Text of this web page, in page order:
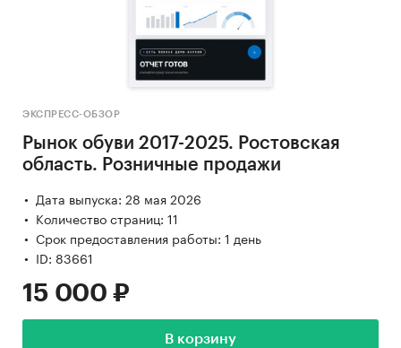
ЭКСПРЕСС-ОБЗОР
Рынок обуви 2017-2025. Ростовская
область. Розничные продажи
Дата выпуска: 28 мая 2026
Количество страниц: 11
Срок предоставления работы: 1 день
ID: 83661
15 000 ₽
В корзину